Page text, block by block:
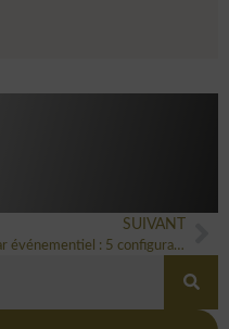
SUIVANT
Bar événementiel : 5 configurations pour marquer les esprits